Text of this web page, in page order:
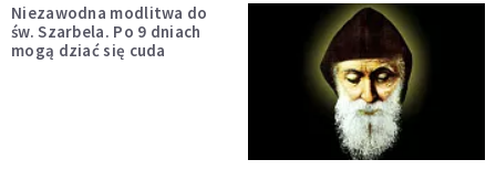
Niezawodna modlitwa do
św. Szarbela. Po 9 dniach
mogą dziać się cuda